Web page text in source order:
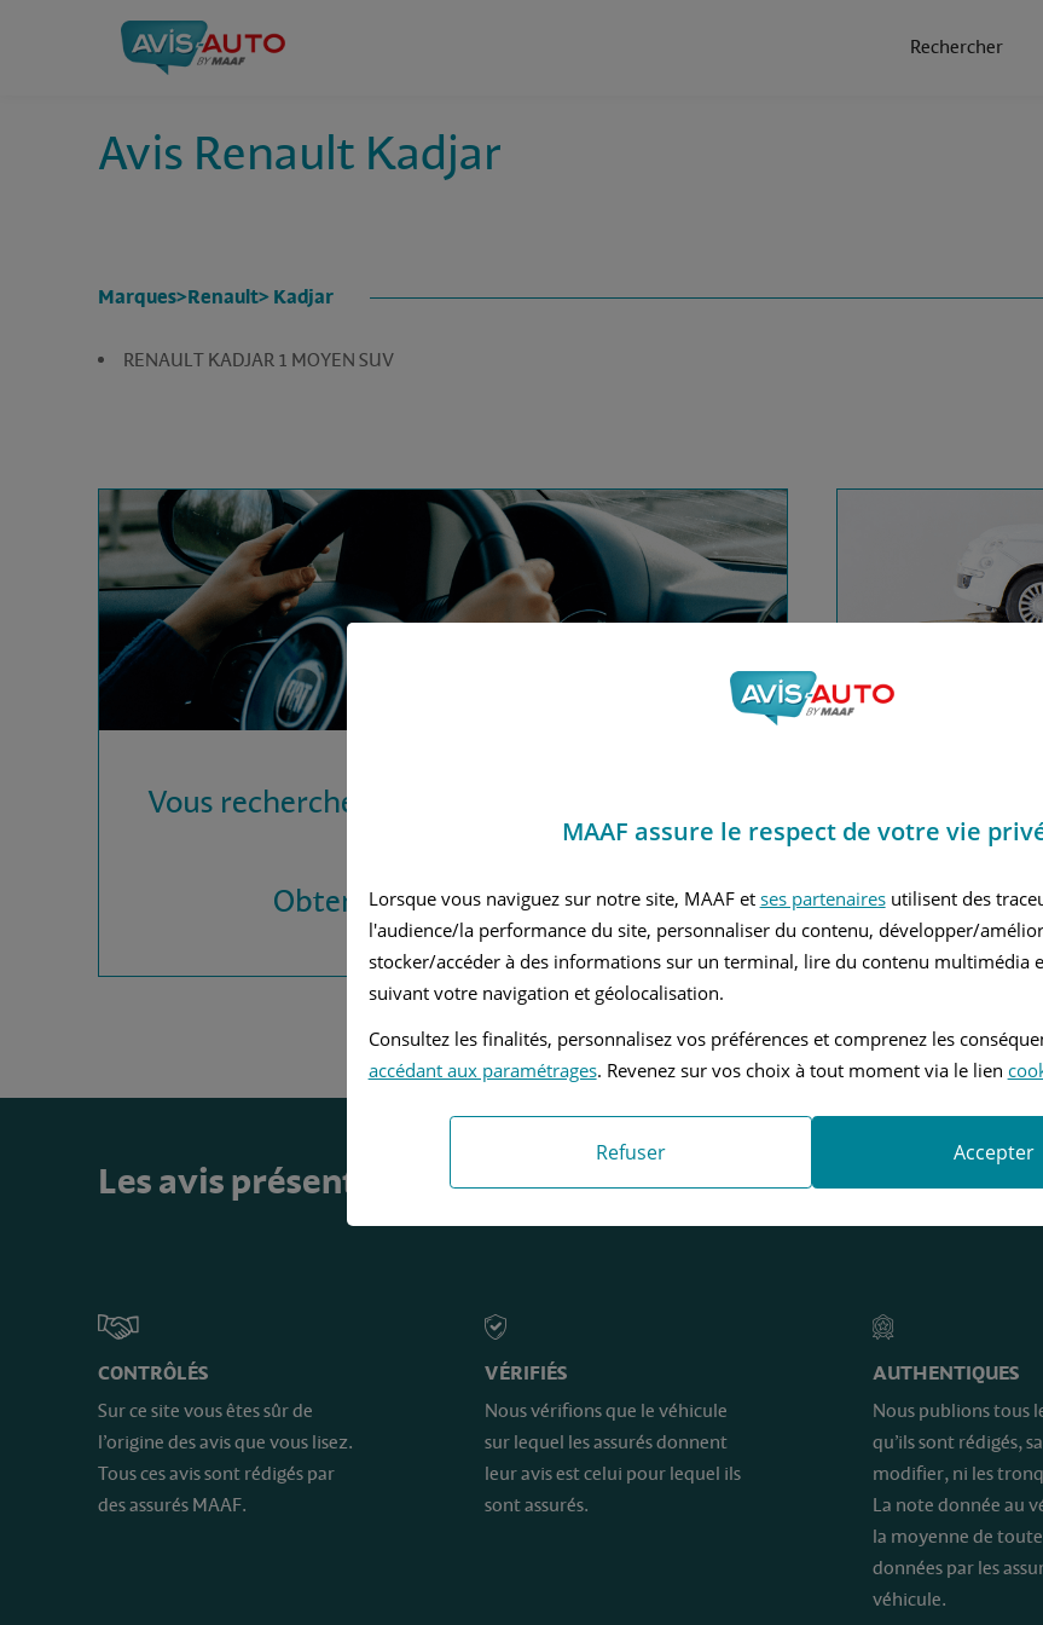
Rechercher
Avis Renault Kadjar
Marques>Renault> Kadjar
RENAULT KADJAR 1 MOYEN SUV
Vous recherchez une assurance automobile
Obtenez vos devis MAAF
Les avis présents sur ce site sont…
CONTRÔLÉS
Sur ce site vous êtes sûr de
l’origine des avis que vous lisez.
Tous ces avis sont rédigés par
des assurés MAAF.
VÉRIFIÉS
Nous vérifions que le véhicule
sur lequel les assurés donnent
leur avis est celui pour lequel ils
sont assurés.
AUTHENTIQUES
Nous publions tous
qu’ils sont rédigés,
modifier, ni les
La note donnée au
la moyenne de
données par les
véhicule.
MAAF assure le respect de votre vie
Lorsque vous naviguez sur notre site, MAAF et ses partenairesutilisent des
l'audience/la performance du site, personnaliser du contenu, développer/
stocker/accéder à des informations sur un terminal, lire du contenu multimédia
suivant votre navigation et géolocalisation.
Consultez les finalités, personnalisez vos préférences et comprenez les
accédant aux paramétrages. Revenez sur vos choix à tout moment via le lien
Refuser Accepter